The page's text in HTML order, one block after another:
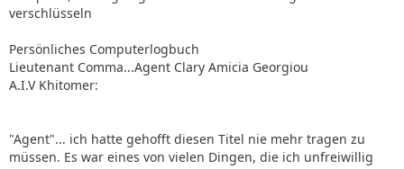
verschlüsseln
Persönliches Computerlogbuch
Lieutenant Comma...Agent Clary Amicia Georgiou
A.I.V Khitomer:
"Agent"... ich hatte gehofft diesen Titel nie mehr tragen zu
müssen. Es war eines von vielen Dingen, die ich unfreiwillig